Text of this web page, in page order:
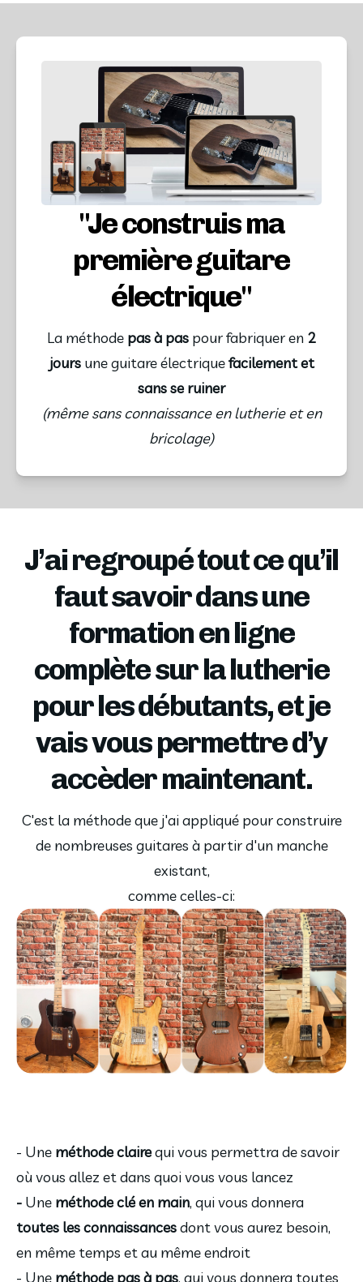
"Je construis ma
première guitare
électrique"
La méthode pas à pas pour fabriquer en 2
joursune guitare électriquefacilement et
sans se ruiner
(même sans connaissance en lutherie et en
bricolage)
J’ai regroupé tout ce qu’il
faut savoir dans une
formation en ligne
complète sur la lutherie
pour les débutants, et je
vais vous permettre d’y
accèder maintenant.
C'est la méthode que j'ai appliqué pour construire
de nombreuses guitares à partir d'un manche
existant,
comme celles-ci:
- Une méthode claire qui vous permettra de savoir
où vous allez et dans quoi vous vous lancez
- Une méthode clé en main
toutes les connaissances dont vous aurez besoin,
en même temps et au même endroit
- Une méthode pas à pas, qui vous donnera toutes